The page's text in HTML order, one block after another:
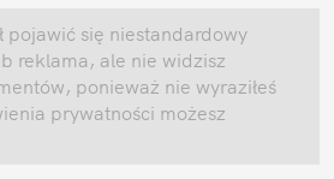
pojawić się niestandardowy
reklama, ale nie widzisz
ponieważ nie wyraziłeś
prywatności możesz